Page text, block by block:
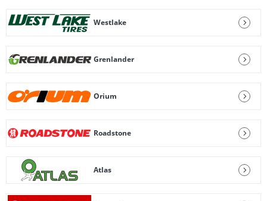
Westlake
Grenlander
Orium
Roadstone
Atlas